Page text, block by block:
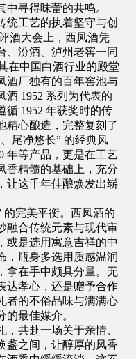
寻得味蕾的共鸣。
统工艺的执着坚守与创
酒大会上，西凤酒凭
、汾酒、泸州老窖一同
在中国白酒行业的殿堂
酒厂独有的百年窖池与
酒 1952 系列为代表的
循 1952 年获奖时的传
精心酿造，完整复刻了
尾净悠长” 的经典风
年等产品，更是在工艺
香精髓的基础上，充分
让这千年佳酿焕发出崭
的完美平衡。西凤酒的
融合传统元素与现代审
或是选用寓意吉祥的中
，瓶身多选用质感温润
拿在手中颇具分量。无
达孝心，还是赠予合作
者的不俗品味与满满心
最佳媒介。
共赴一场关于亲情、
盏之间，让醇厚的凤香